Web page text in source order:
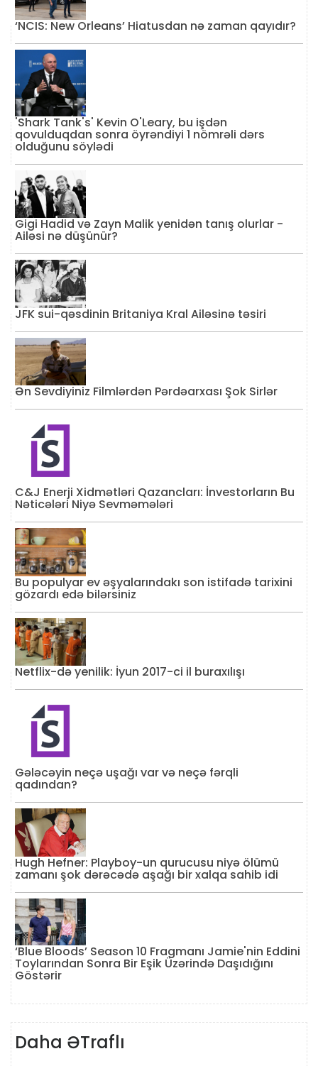
‘NCIS: New Orleans’ Hiatusdan nə zaman qayıdır?
'Shark Tank's' Kevin O'Leary, bu işdən
qovulduqdan sonra öyrəndiyi 1 nömrəli dərs
olduğunu söylədi
Gigi Hadid və Zayn Malik yenidən tanış olurlar -
Ailəsi nə düşünür?
JFK sui-qəsdinin Britaniya Kral Ailəsinə təsiri
Ən Sevdiyiniz Filmlərdən Pərdəarxası Şok Sirlər
C&J Enerji Xidmətləri Qazancları: İnvestorların Bu
Nəticələri Niyə Sevməmələri
Bu populyar ev əşyalarındakı son istifadə tarixini
gözardı edə bilərsiniz
Netflix-də yenilik: İyun 2017-ci il buraxılışı
Gələcəyin neçə uşağı var və neçə fərqli
qadından?
Hugh Hefner: Playboy-un qurucusu niyə ölümü
zamanı şok dərəcədə aşağı bir xalqa sahib idi
‘Blue Bloods’ Season 10 Fragmanı Jamie'nin Eddini
Toylarından Sonra Bir Eşik Üzərində Daşıdığını
Göstərir
Daha ƏTraflı